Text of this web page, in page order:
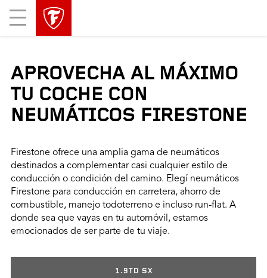
Mobile
Menu
APROVECHA AL MÁXIMO
TU COCHE CON
NEUMÁTICOS FIRESTONE
Firestone ofrece una amplia gama de neumáticos
destinados a complementar casi cualquier estilo de
conducción o condición del camino. Elegí neumáticos
Firestone para conducción en carretera, ahorro de
combustible, manejo todoterreno e incluso run-flat. A
donde sea que vayas en tu automóvil, estamos
emocionados de ser parte de tu viaje.
1.9TD SX